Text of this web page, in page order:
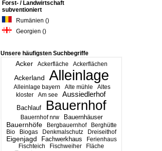
Forst- / Landwirtschaft
subventioniert
Rumänien ()
Georgien ()
Unsere häufigsten Suchbegriffe
Acker Ackerfläche Ackerflächen
Ackerland Alleinlage
Alleinlage bayern Alte mühle
Altes
kloster
Am see Aussiedlerhof
Bachlauf Bauernhof
Bauernhof nrw Bauernhäuser
Bauernhöfe Bergbauernhof
Berghütte
Bio
Biogas Denkmalschutz Dreiseithof
Eigenjagd Fachwerkhaus
Ferienhaus
Fischteich
Fischweiher Fläche